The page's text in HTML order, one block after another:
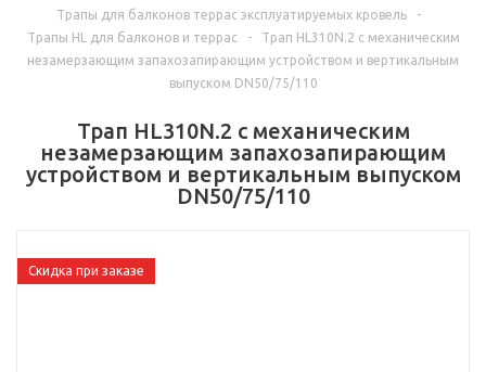
Трапы для балконов террас эксплуатируемых кровель
-
Трапы HL для балконов и террас
-
Трап HL310N.2 с механическим
незамерзающим запахозапирающим устройством и вертикальным
выпуском DN50/75/110
Трап HL310N.2 с механическим
незамерзающим запахозапирающим
устройством и вертикальным выпуском
DN50/75/110
Скидка при заказе